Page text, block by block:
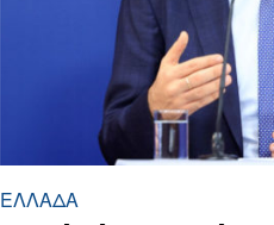
ΕΛΛΆΔΑ